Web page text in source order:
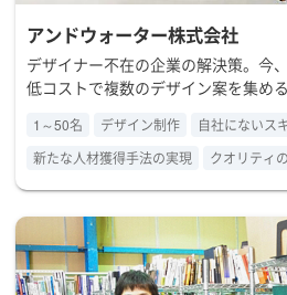
アンドウォーター株式会社
デザイナー不在の企業の解決策。今
低コストで複数のデザイン案を集め
1～50名 デザイン制作
自社にないス
新たな人材獲得手法の実現
クオリティ